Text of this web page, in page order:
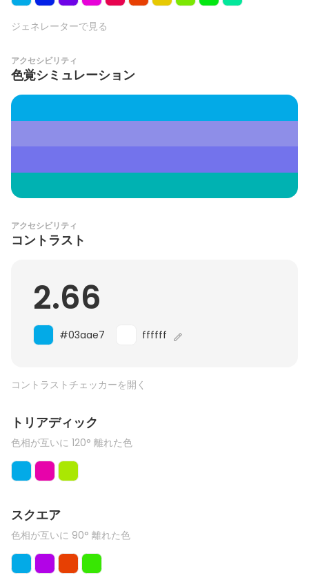
ジェネレーターで見る
アクセシビリティ
色覚シミュレーション
アクセシビリティ
コントラスト
2.66
#03aae7 ffffff
コントラストチェッカーを開く
トリアディック
色相が互いに 120° 離れた色
スクエア
色相が互いに 90° 離れた色